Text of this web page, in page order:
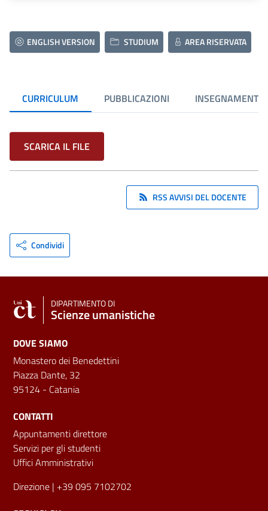
ENGLISH VERSION STUDIUM AREA RISERVATA
CURRICULUM PUBBLICAZIONI INSEGNAMENTI
SCARICA IL FILE
RSS AVVISI DEL DOCENTE
Condividi
DIPARTIMENTO DI
Scienze umanistiche
DOVE SIAMO
Monastero dei Benedettini
Piazza Dante, 32
95124 - Catania
CONTATTI
Appuntamenti direttore
Servizi per gli studenti
Uffici Amministrativi
Direzione | +39 095 7102702